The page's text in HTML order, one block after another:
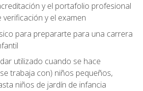
y el portafolio profesional
verificación y el examen
para prepararte para una carrera
utilizado cuando se hace
trabaja con) niños pequeños,
niños de jardín de infancia